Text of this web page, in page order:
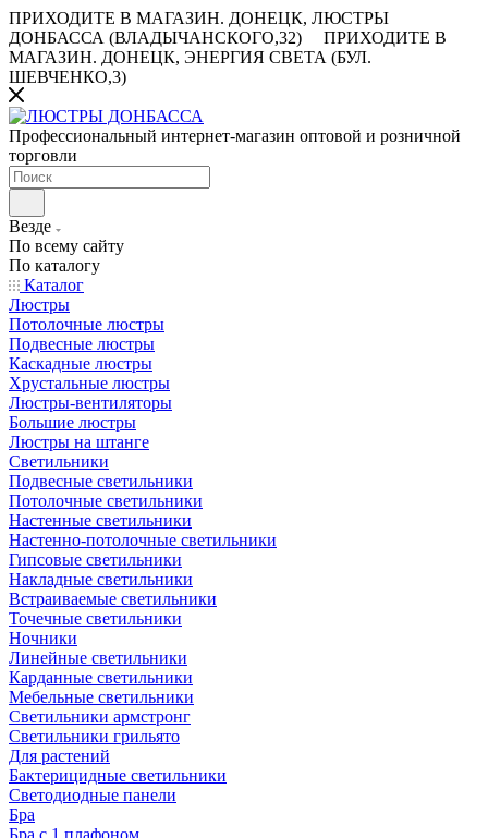
ПРИХОДИТЕ В МАГАЗИН. ДОНЕЦК, ЛЮСТРЫ
ДОНБАССА (ВЛАДЫЧАНСКОГО,32)
ПРИХОДИТЕ В
МАГАЗИН. ДОНЕЦК, ЭНЕРГИЯ СВЕТА (БУЛ.
ШЕВЧЕНКО,3)
Профессиональный интернет-магазин оптовой и розничной
торговли
Везде
По всему сайту
По каталогу
Каталог
Люстры
Потолочные люстры
Подвесные люстры
Каскадные люстры
Хрустальные люстры
Люстры-вентиляторы
Большие люстры
Люстры на штанге
Светильники
Подвесные светильники
Потолочные светильники
Настенные светильники
Настенно-потолочные светильники
Гипсовые светильники
Накладные светильники
Встраиваемые светильники
Точечные светильники
Ночники
Линейные светильники
Карданные светильники
Мебельные светильники
Светильники армстронг
Светильники грильято
Для растений
Бактерицидные светильники
Светодиодные панели
Бра
Бра с 1 плафоном